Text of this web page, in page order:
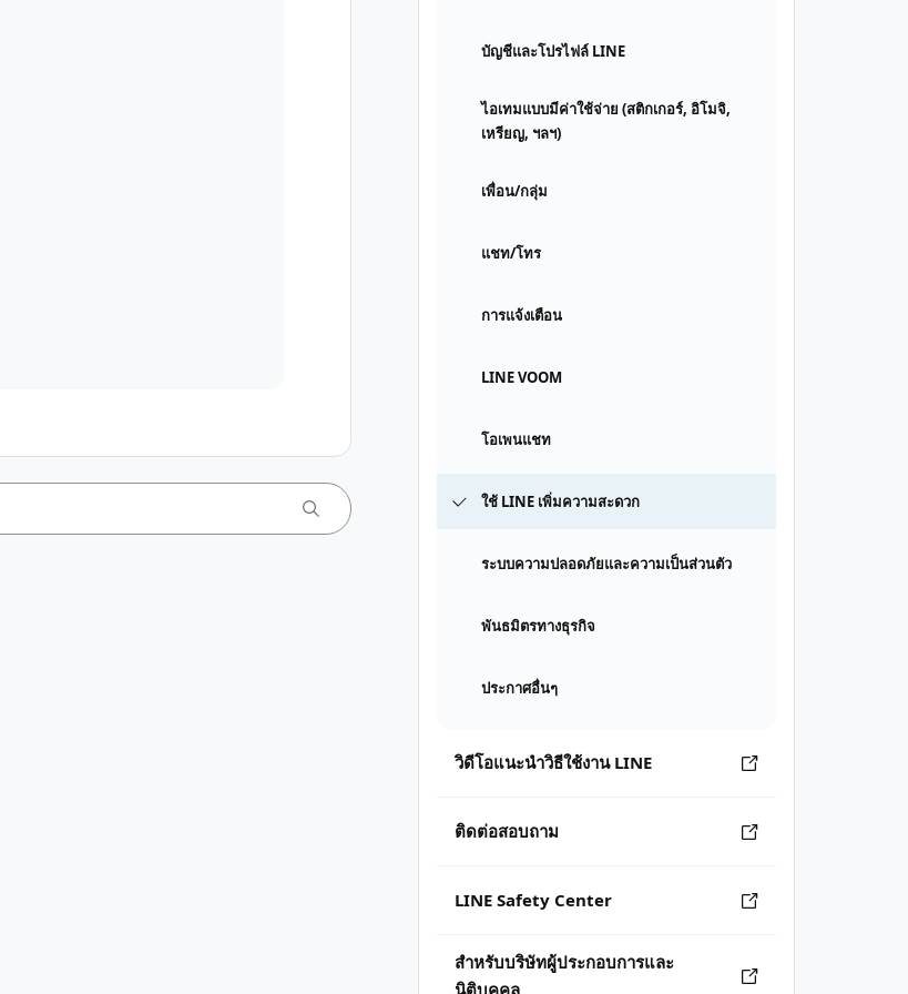
บัญชีและโปรไฟล์ LINE
ไอเทมแบบมีค่าใช้จ่าย (สติกเกอร์, อิโมจิ,
เหรียญ, ฯลฯ)
เพื่อน/กลุ่ม
แชท/โทร
การแจ้งเตือน
LINE VOOM
โอเพนแชท
ใช้ LINE เพิ่มความสะดวก
ระบบความปลอดภัยและความเป็นส่วนตัว
พันธมิตรทางธุรกิจ
ประกาศอื่นๆ
วิดีโอแนะนำวิธีใช้งาน LINE
ติดต่อสอบถาม
LINE Safety Center
สำหรับบริษัทผู้ประกอบการและ
นิติบุคคล